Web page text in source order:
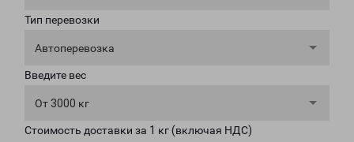
Тип перевозки
Автоперевозка
Введите вес
От 3000 кг
Стоимость доставки за 1 кг (включая НДС)